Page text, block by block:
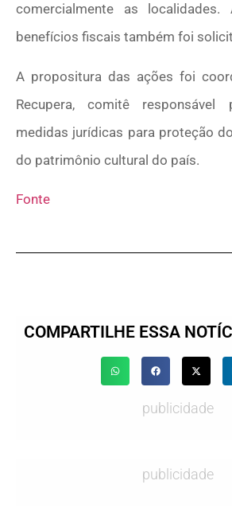
comercialmente as
benefícios fiscais também foi
A propositura das ações foi
Recupera, comitê
medidas jurídicas para proteção
do patrimônio cultural do país.
Fonte
COMPARTILHE ESSA
publicidade
publicidade